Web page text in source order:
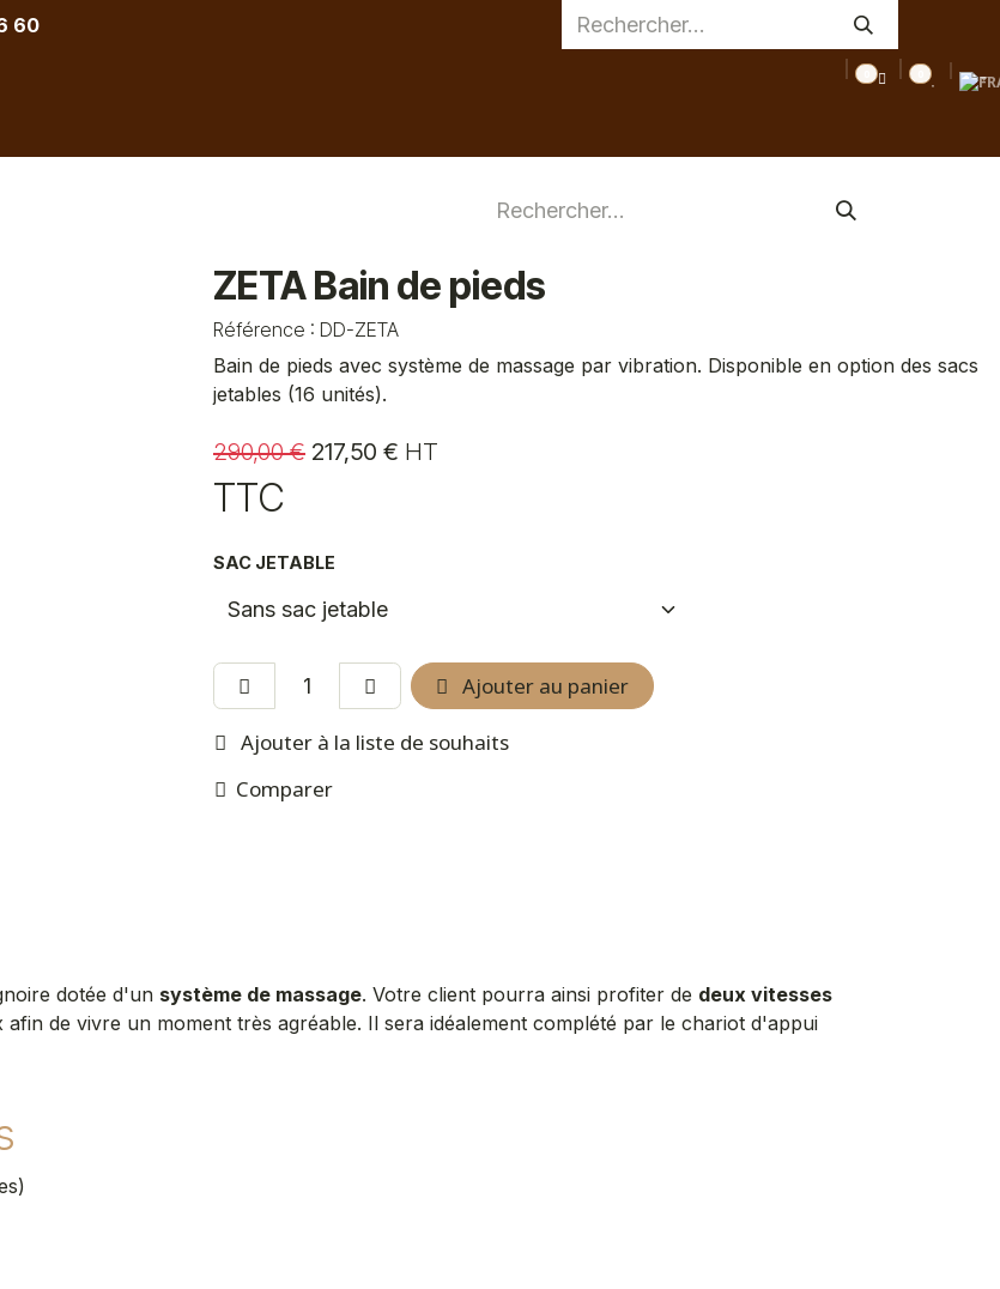
60
ZETA Bain de pieds
Référence : DD-ZETA
Bain de pieds avec système de massage par vibration. Disponible en option des sacs
jetables (16 unités).
290,00€ 217,50 € HT
TTC
SAC JETABLE
Ajouter au panier
Ajouter à la liste de souhaits
Comparer
dotée d'un système de massage. Votre client pourra ainsi profiter de deux vitesses
afin de vivre un moment très agréable. Il sera idéalement complété par le chariot d'appui